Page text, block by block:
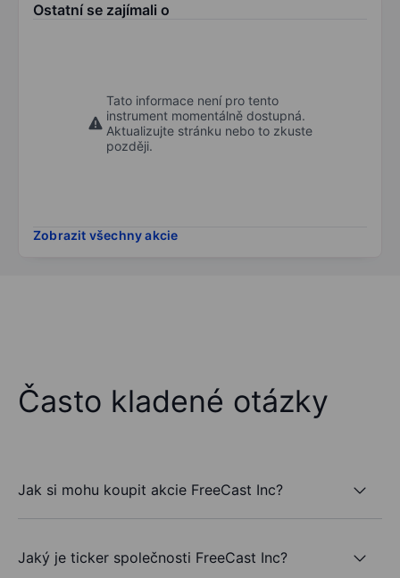
Ostatní se zajímali o
Tato informace není pro tento
instrument momentálně dostupná.
Aktualizujte stránku nebo to zkuste
později.
Zobrazit všechny akcie
Často kladené otázky
Jak si mohu koupit akcie FreeCast Inc?
Jaký je ticker společnosti FreeCast Inc?